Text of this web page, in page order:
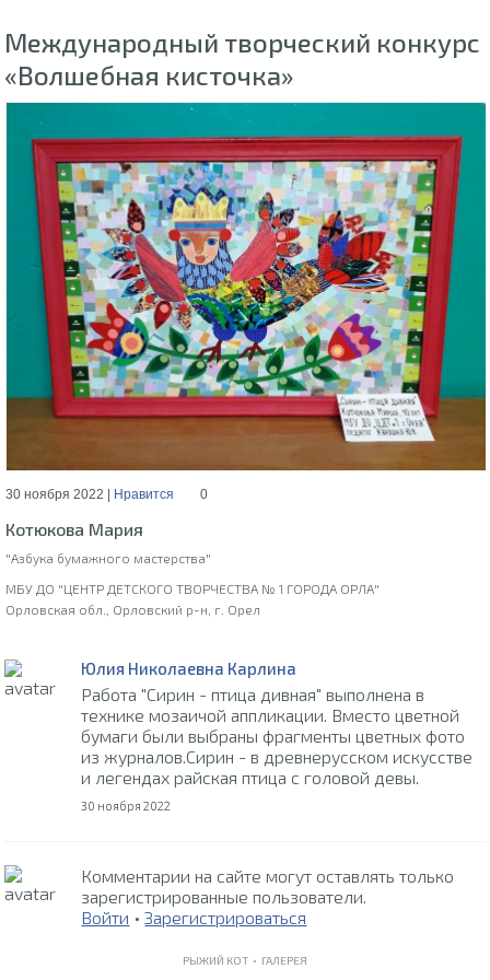
Международный творческий конкурс
«Волшебная кисточка»
30 ноября 2022 | Нравится 0
Котюкова Мария
"Азбука бумажного мастерства"
МБУ ДО "ЦЕНТР ДЕТСКОГО ТВОРЧЕСТВА № 1 ГОРОДА ОРЛА"
Орловская обл., Орловский р-н, г. Орел
Юлия Николаевна Карлина
Работа "Сирин - птица дивная" выполнена в
технике мозаичой аппликации. Вместо цветной
бумаги были выбраны фрагменты цветных фото
из журналов.Сирин - в древнерусском искусстве
и легендах райская птица с головой девы.
30 ноября 2022
Комментарии на сайте могут оставлять только
зарегистрированные пользователи.
Войти •Зарегистрироваться
РЫЖИЙ КОТ • ГАЛЕРЕЯ